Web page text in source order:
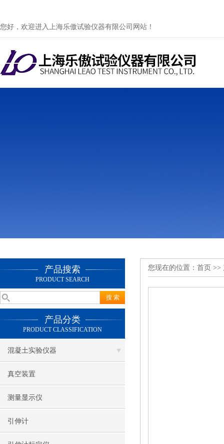
您好，欢迎进入上海乐傲试验仪器有限公司网站！
产品搜索
PRODUCT SEARCH
产品分类
PRODUCT CLASSIFICATION
混凝土实验仪器
真空装置
测量显示仪
引伸计
您现在的位置： 首页 >>